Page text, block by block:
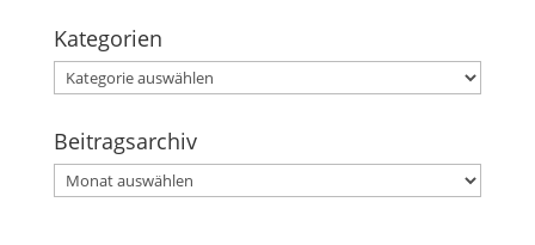
Kategorien
Kategorien
Beitragsarchiv
Beitragsarchiv